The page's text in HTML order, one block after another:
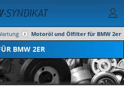
Motoröl und Ölfilter für BMW 2er
BMW 2ER